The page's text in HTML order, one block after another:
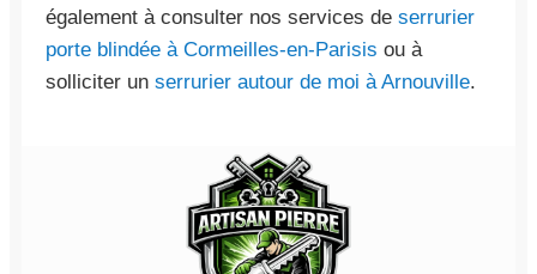
également à consulter nos services de serrurier
porte blindée à Cormeilles-en-Parisis ou à
solliciter un serrurier autour de moi à Arnouville.